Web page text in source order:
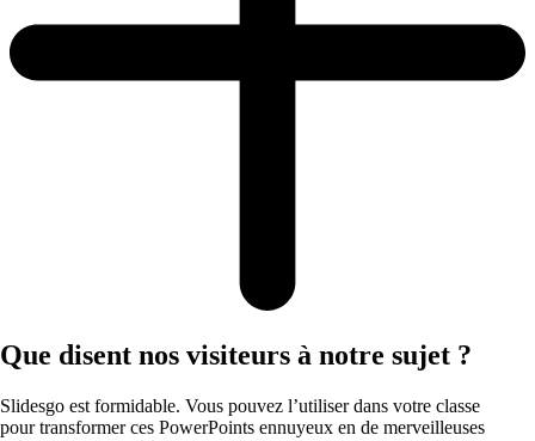
Que disent nos visiteurs à notre sujet ?
Slidesgo est formidable. Vous pouvez l’utiliser dans votre classe
pour transformer ces PowerPoints ennuyeux en de merveilleuses